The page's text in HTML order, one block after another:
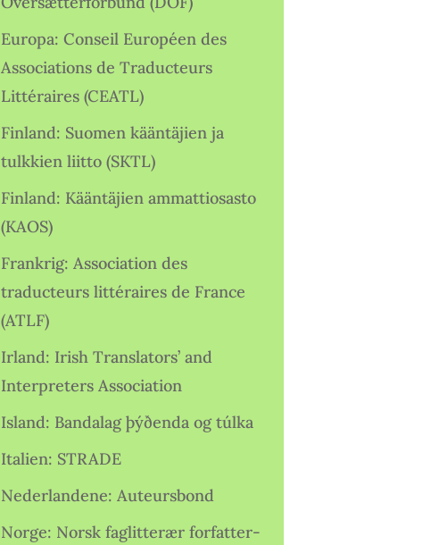
Europa: Conseil Européen des
Associations de Traducteurs
Littéraires (CEATL)
Finland: Suomen kääntäjien ja
tulkkien liitto (SKTL)
Finland: Kääntäjien ammattiosasto
(KAOS)
Frankrig: Association des
traducteurs littéraires de France
(ATLF)
Irland: Irish Translators’ and
Interpreters Association
Island: Bandalag þýðenda og túlka
Italien: STRADE
Nederlandene: Auteursbond
Norge: Norsk faglitterær forfatter-